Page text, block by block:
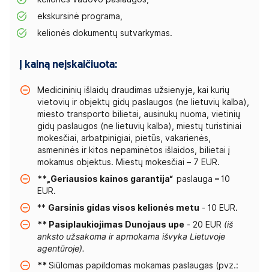
ekskursinė programa,
kelionės dokumentų sutvarkymas.
Į kainą neįskaičiuota:
Medicininių išlaidų draudimas užsienyje, kai kurių
vietovių ir objektų gidų paslaugos (ne lietuvių kalba),
miesto transporto bilietai, ausinukų nuoma, vietinių
gidų paslaugos (ne lietuvių kalba), miestų turistiniai
mokesčiai, arbatpinigiai, pietūs, vakarienės,
asmeninės ir kitos nepaminėtos išlaidos, bilietai į
mokamus objektus. Miestų mokesčiai – 7 EUR.
**„Geriausios kainos garantija“ paslauga –10
EUR.
** Garsinis gidas visos kelionės metu - 10 EUR.
** Pasiplaukiojimas Dunojaus upe - 20 EUR (iš
anksto užsakoma ir apmokama išvyka Lietuvoje
agentūroje).
** Siūlomas papildomas mokamas paslaugas (pvz.: